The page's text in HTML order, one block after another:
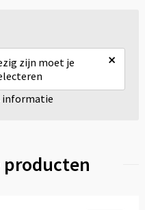
zijn moet je
×
informatie
producten